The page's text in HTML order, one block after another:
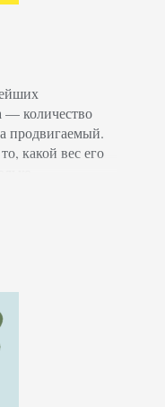
— количество
продвигаемый.
какой вес его
это не
продвигаемого